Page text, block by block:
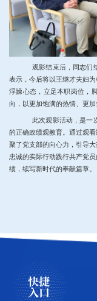
观影结束后，同志们
表示，今后将以王继才夫妇
浮躁心态，立足本职岗位，
向，以更加饱满的热情、更
此次观影活动，是一
的正确政绩观教育。通过观
聚了党支部的向心力，引导
忠诚的实际行动践行共产党
绩，续写新时代的奉献篇章。
快捷
入口